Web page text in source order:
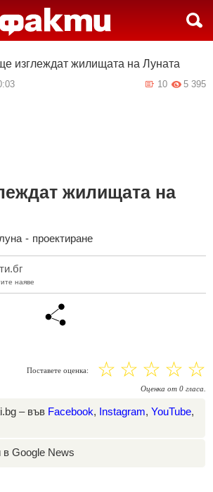
изглеждат жилищата на Луната
5 395
10
жилищата на
луна - проектиране
наяве
Поставете оценка: ☆
☆
☆
☆
☆
Оценка от 0 гласа.
– във Facebook, Instagram, YouTube,
в Google News